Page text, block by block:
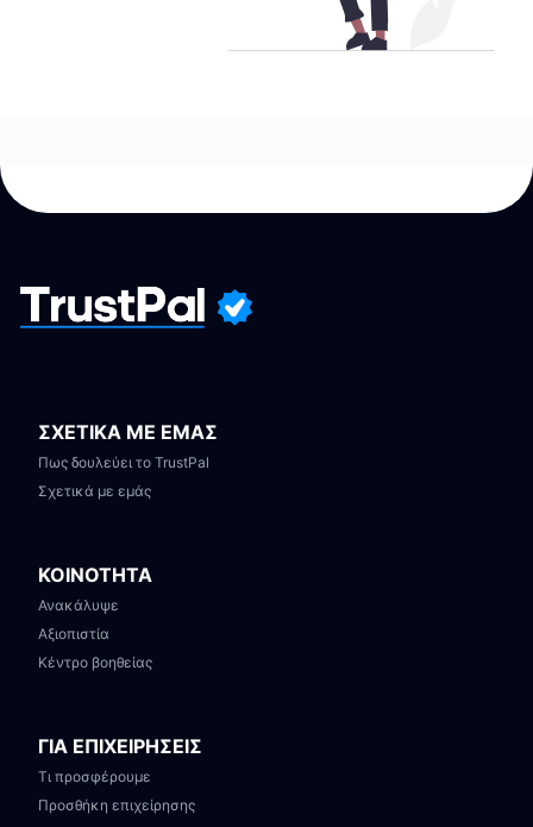
ΣΧΕΤΙΚΑ ΜΕ ΕΜΑΣ
Πως δουλεύει το TrustPal
Σχετικά με εμάς
ΚΟΙΝΟΤΗΤΑ
Ανακάλυψε
Αξιοπιστία
Κέντρο βοηθείας
ΓΙΑ ΕΠΙΧΕΙΡΗΣΕΙΣ
Τι προσφέρουμε
Προσθήκη επιχείρησης